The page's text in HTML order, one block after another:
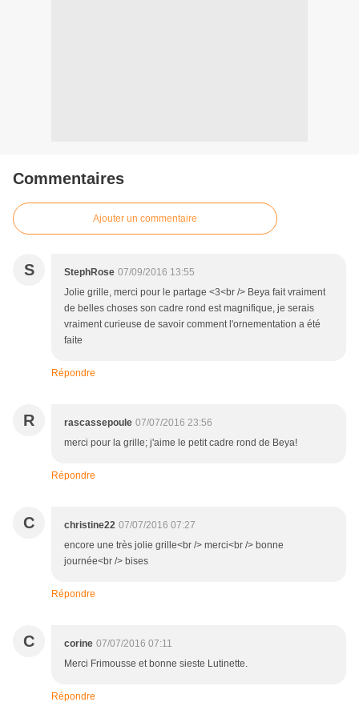
Commentaires
Ajouter un commentaire
S StephRose 07/09/2016 13:55
Jolie grille, merci pour le partage <3<br /> Beya fait vraiment
de belles choses son cadre rond est magnifique, je serais
vraiment curieuse de savoir comment l'ornementation a été
faite
Répondre
R rascassepoule 07/07/2016 23:56
merci pour la grille; j'aime le petit cadre rond de Beya!
Répondre
C christine22 07/07/2016 07:27
encore une très jolie grille<br /> merci<br /> bonne
journée<br /> bises
Répondre
C corine 07/07/2016 07:11
Merci Frimousse et bonne sieste Lutinette.
Répondre